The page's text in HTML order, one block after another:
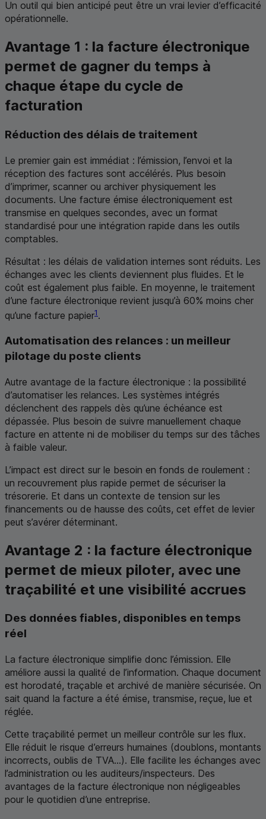
Un outil qui bien anticipé peut être un vrai levier d’efficacité
opérationnelle.
Avantage 1 : la facture électronique
permet de gagner du temps à
chaque étape du cycle de
facturation
Réduction des délais de traitement
Le premier gain est immédiat : l’émission, l’envoi et la
réception des factures sont accélérés. Plus besoin
d’imprimer, scanner ou archiver physiquement les
documents. Une facture émise électroniquement est
transmise en quelques secondes, avec un format
standardisé pour une intégration rapide dans les outils
comptables.
Résultat : les délais de validation internes sont réduits. Les
échanges avec les clients deviennent plus fluides. Et le
coût est également plus faible. En moyenne, le traitement
d’une facture électronique revient jusqu’à 60% moins cher
qu’une facture papier1.
Automatisation des relances : un meilleur
pilotage du poste clients
Autre avantage de la facture électronique : la possibilité
d’automatiser les relances. Les systèmes intégrés
déclenchent des rappels dès qu’une échéance est
dépassée. Plus besoin de suivre manuellement chaque
facture en attente ni de mobiliser du temps sur des tâches
à faible valeur.
L’impact est direct sur le besoin en fonds de roulement :
un recouvrement plus rapide permet de sécuriser la
trésorerie. Et dans un contexte de tension sur les
financements ou de hausse des coûts, cet effet de levier
peut s’avérer déterminant.
Avantage 2 : la facture électronique
permet de mieux piloter, avec une
traçabilité et une visibilité accrues
Des données fiables, disponibles en temps
réel
La facture électronique simplifie donc l’émission. Elle
améliore aussi la qualité de l’information. Chaque document
est horodaté, traçable et archivé de manière sécurisée. On
sait quand la facture a été émise, transmise, reçue, lue et
réglée.
Cette traçabilité permet un meilleur contrôle sur les flux.
Elle réduit le risque d’erreurs humaines (doublons, montants
incorrects, oublis de TVA...). Elle facilite les échanges avec
l’administration ou les auditeurs/inspecteurs. Des
avantages de la facture électronique non négligeables
pour le quotidien d’une entreprise.